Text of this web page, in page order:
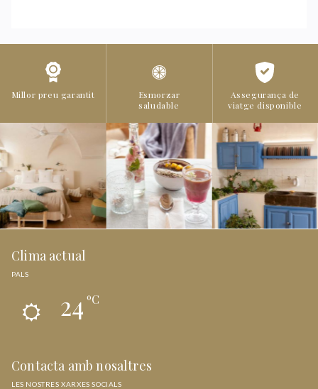
Millor preu garantit
Esmorzar
saludable
Assegurança de
viatge disponible
Clima actual
PALS
24ºC
Contacta amb nosaltres
LES NOSTRES XARXES SOCIALS